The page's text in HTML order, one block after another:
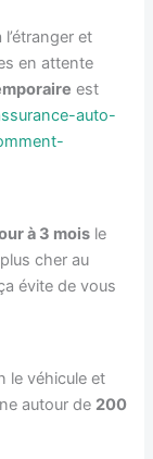
et
en attente
est
auto-
à 3 mois le
cher au
évite de vous
le véhicule et
autour de 200